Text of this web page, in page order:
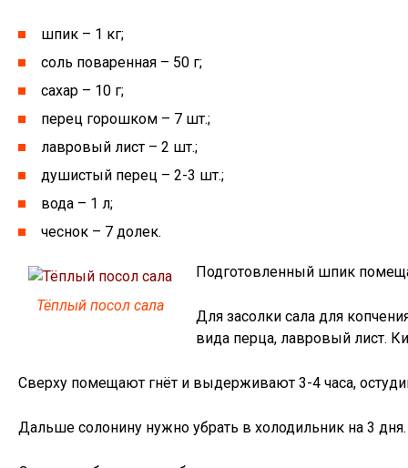
шпик – 1 кг;
соль поваренная – 50 г;
сахар – 10 г;
перец горошком – 7 шт.;
лавровый лист – 2 шт.;
душистый перец – 2-3 шт.;
вода – 1 л;
чеснок – 7 долек.
Тёплый посол сала
Подготовленный шпик
Для засолки сала для
вида перца, лавровый лист.
Сверху помещают гнёт и выдерживают 3-4 часа,
Дальше солонину нужно убрать в холодильник на 3 дня.